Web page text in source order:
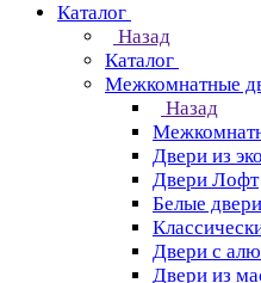
Каталог
Назад
Каталог
Межкомнатные
Назад
Двери из
Двери Лофт
Белые двери
Двери с
Двери из